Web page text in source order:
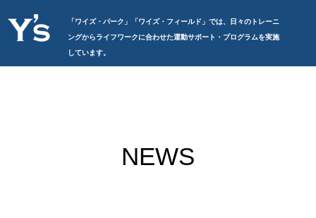
「ワイズ・パーク」「ワイズ・フィールド」では、日々のトレーニ
ングからライフワークに合わせた運動サポート・プログラムを実施
しています。
NEWS